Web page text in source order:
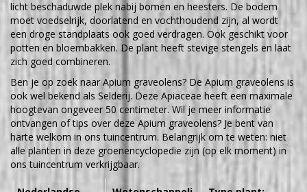
licht beschaduwde plek nabij bomen en heesters. De bodem
moet voedselrijk, doorlatend en vochthoudend zijn, al wordt
een droge standplaats ook goed verdragen. Ook geschikt voor
potten en bloembakken. De plant heeft stevige stengels en laat
zich goed combineren.
Ben je op zoek naar Apium graveolens? De Apium graveolens is
ook wel bekend als Selderij. Deze Apiaceae heeft een maximale
hoogtevan ongeveer 50 centimeter. Wil je meer informatie
ontvangen of tips over deze Apium graveolens? Je bent van
harte welkom in ons tuincentrum. Belangrijk om te weten: niet
alle planten in deze groenencyclopedie zijn (op elk moment) in
ons tuincentrum verkrijgbaar.